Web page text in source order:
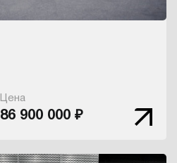
Цена
86 900 000 ₽